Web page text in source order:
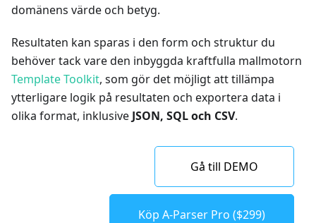
domänens värde och betyg.
Resultaten kan sparas i den form och struktur du
behöver tack vare den inbyggda kraftfulla mallmotorn
Template Toolkit, som gör det möjligt att tillämpa
ytterligare logik på resultaten och exportera data i
olika format, inklusive JSON, SQL och CSV.
Gå till DEMO
Köp A-Parser Pro ($299)